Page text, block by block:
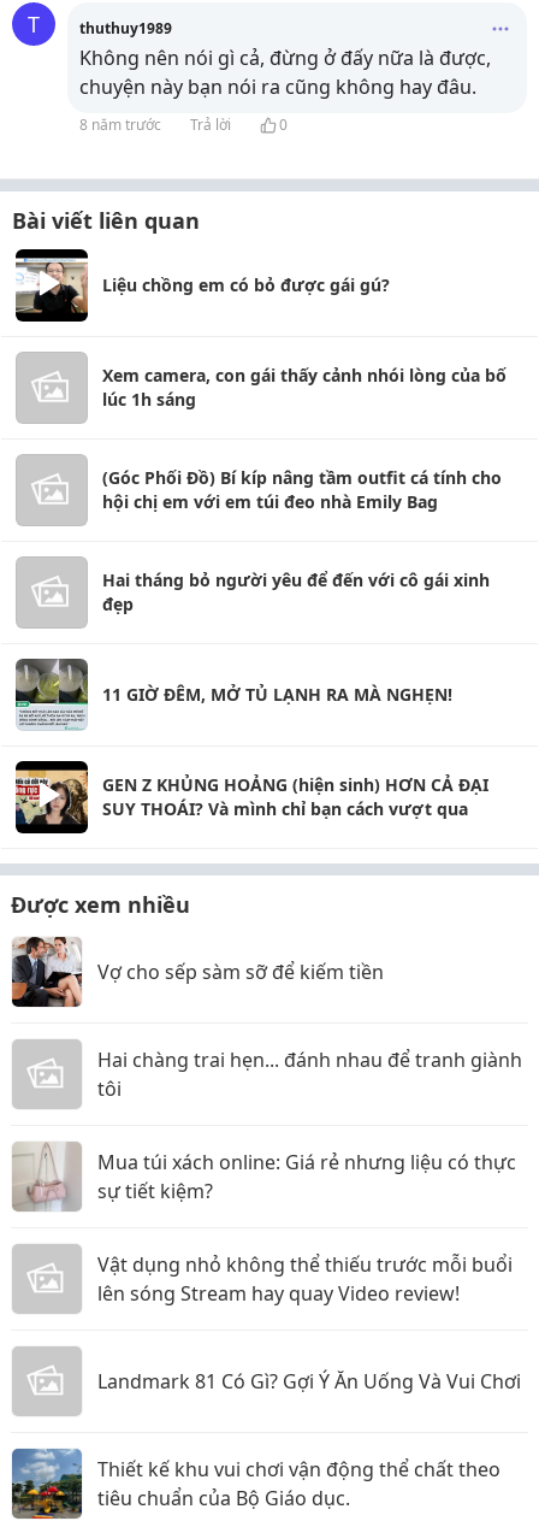
T thuthuy1989
Không nên nói gì cả, đừng ở đấy nữa là được,
chuyện này bạn nói ra cũng không hay đâu.
8 năm trước Trả lời 0
Bài viết liên quan
Liệu chồng em có bỏ được gái gú?
Xem camera, con gái thấy cảnh nhói lòng của bố
lúc 1h sáng
(Góc Phối Đồ) Bí kíp nâng tầm outfit cá tính cho
hội chị em với em túi đeo nhà Emily Bag
Hai tháng bỏ người yêu để đến với cô gái xinh
đẹp
11 GIỜ ĐÊM, MỞ TỦ LẠNH RA MÀ NGHẸN!
GEN Z KHỦNG HOẢNG (hiện sinh) HƠN CẢ ĐẠI
SUY THOÁI? Và mình chỉ bạn cách vượt qua
Được xem nhiều
Vợ cho sếp sàm sỡ để kiếm tiền
Hai chàng trai hẹn... đánh nhau để tranh giành
tôi
Mua túi xách online: Giá rẻ nhưng liệu có thực
sự tiết kiệm?
Vật dụng nhỏ không thể thiếu trước mỗi buổi
lên sóng Stream hay quay Video review!
Landmark 81 Có Gì? Gợi Ý Ăn Uống Và Vui Chơi
Thiết kế khu vui chơi vận động thể chất theo
tiêu chuẩn của Bộ Giáo dục.